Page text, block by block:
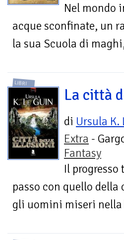
Nel mondo
acque sconfinate, un
la sua Scuola di
LIBRI
La città
di Ursula K.
Extra -
Fantasy
Il
passo con quello della
gli uomini miseri